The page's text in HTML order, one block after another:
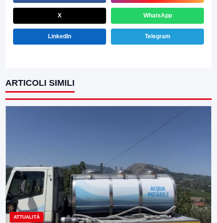
X WhatsApp
LinkedIn Telegram
ARTICOLI SIMILI
ATTUALITÀ